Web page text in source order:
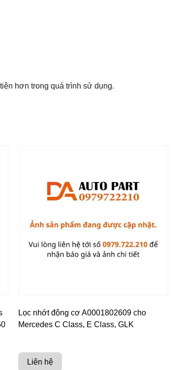
hơn trong quá trình sử dụng.
Lọc nhớt động cơ A0001802609 cho
Mercedes C Class, E Class, GLK
Liên hệ